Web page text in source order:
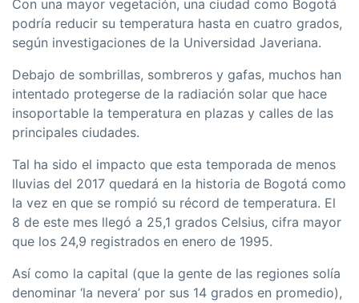
Con una mayor vegetación, una ciudad como Bogotá
podría reducir su temperatura hasta en cuatro grados,
según investigaciones de la Universidad Javeriana.
Debajo de sombrillas, sombreros y gafas, muchos han
intentado protegerse de la radiación solar que hace
insoportable la temperatura en plazas y calles de las
principales ciudades.
Tal ha sido el impacto que esta temporada de menos
lluvias del 2017 quedará en la historia de Bogotá como
la vez en que se rompió su récord de temperatura. El
8 de este mes llegó a 25,1 grados Celsius, cifra mayor
que los 24,9 registrados en enero de 1995.
Así como la capital (que la gente de las regiones solía
denominar ‘la nevera’ por sus 14 grados en promedio),